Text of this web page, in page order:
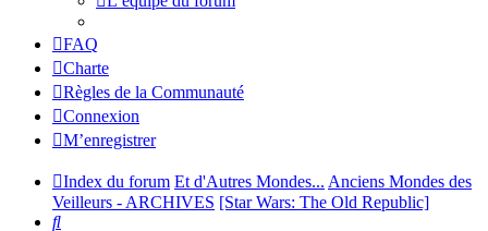
FAQ
Charte
Règles de la Communauté
Connexion
M’enregistrer
Index du forum Et d'Autres Mondes... Anciens Mondes des
Veilleurs - ARCHIVES [Star Wars: The Old Republic]
Rechercher